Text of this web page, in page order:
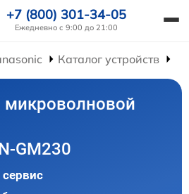
+7 (800) 301-34-05
Ежедневно с 9:00 до 21:00
Каталог устройств
GM230